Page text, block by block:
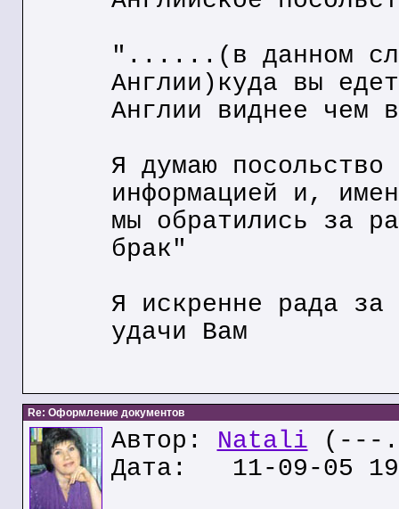
"......(в данном
Англии)куда вы
Англии виднее чем
Я думаю посольство
информацией и,
мы обратились за
брак"
Я искренне рада
удачи Вам
Re: Оформление документов
Автор: Natali (---
Дата: 11-09-05